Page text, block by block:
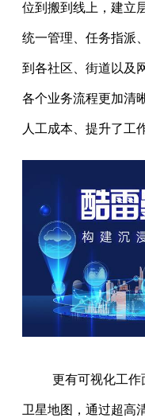
位到搬到线上，建立
统一管理、任务指派
到各社区、街道以及
各个业务流程更加清
人工成本、提升了工
更有可视化工作
卫星地图，通过超高